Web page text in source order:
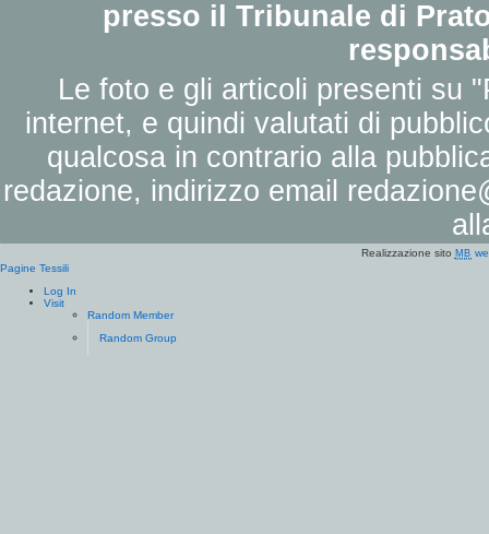
presso il Tribunale di
Le foto e gli articoli presenti su
internet, e quindi valutati di
qualcosa in contrario alla
redazione, indirizzo email
Realizzazione sito MB
Pagine Tessili
Log In
Visit
Random Member
Random Group